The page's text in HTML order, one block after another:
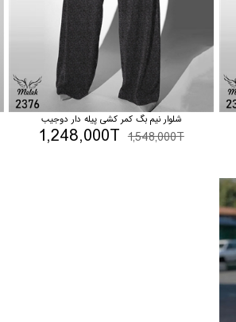
شلوار نیم بگ کمر کشی پیله دار دوجیب
1,548,000T
1,248,000T